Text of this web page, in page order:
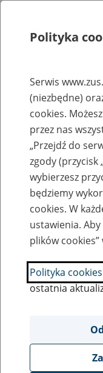
Rejestry, ewidencje i archiwa
Baza
Nazwa zakładu pracy:
SZUKAJ
Ukryj
Polityka
Serwis
(niezbędne)
cookies.
przez nas
„Przejdź do
zgody (przycisk
wybierzesz
będziemy
cookies. W
ustawienia.
plików cookies”
Polityka
ostatnia